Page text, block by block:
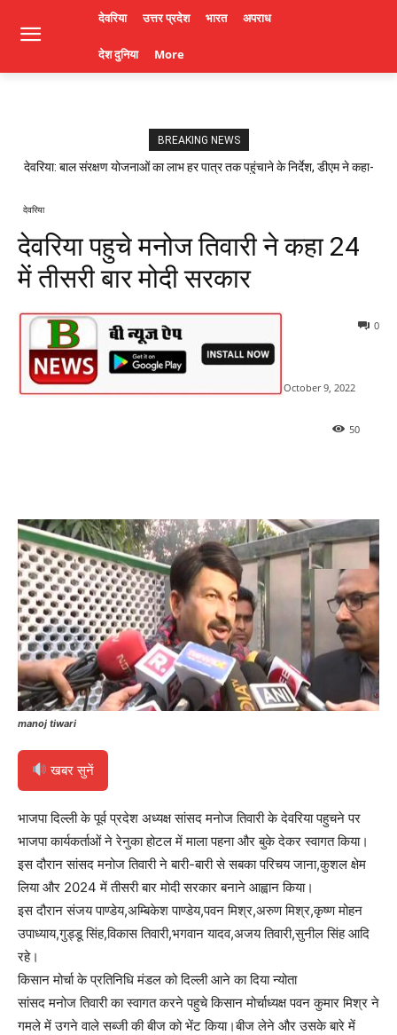
देवरिया उत्तर प्रदेश भारत अपराध
देश दुनिया More
BREAKING NEWS
देवरिया: बाल संरक्षण योजनाओं का लाभ हर पात्र तक पहुंचाने के निर्देश, डीएम ने कहा-
देवरिया
देवरिया पहुचे मनोज तिवारी ने कहा 24
में तीसरी बार मोदी सरकार
October 9, 2022
0
50
manoj tiwari
खबर सुनें
भाजपा दिल्ली के पूर्व प्रदेश अध्यक्ष सांसद मनोज तिवारी के देवरिया पहुचने पर
भाजपा कार्यकर्ताओं ने रेनुका होटल में माला पहना और बुके देकर स्वागत किया।
इस दौरान सांसद मनोज तिवारी ने बारी-बारी से सबका परिचय जाना,कुशल क्षेम
लिया और 2024 में तीसरी बार मोदी सरकार बनाने आह्वान किया।
इस दौरान संजय पाण्डेय,अम्बिकेश पाण्डेय,पवन मिश्र,अरुण मिश्र,कृष्ण मोहन
उपाध्याय,गुड्डू सिंह,विकास तिवारी,भगवान यादव,अजय तिवारी,सुनील सिंह आदि
रहे।
किसान मोर्चा के प्रतिनिधि मंडल को दिल्ली आने का दिया न्योता
सांसद मनोज तिवारी का स्वागत करने पहुचे किसान मोर्चाध्यक्ष पवन कुमार मिश्र ने
गमले में उगने वाले सब्जी की बीज को भेंट किया।बीज लेने और उसके बारे में